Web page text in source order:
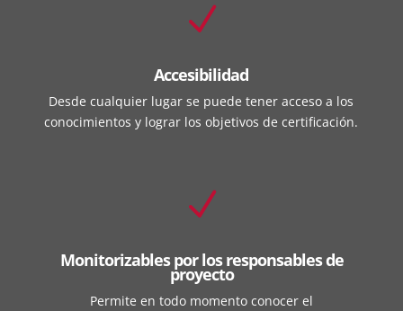
N
Accesibilidad
Desde cualquier lugar se puede tener acceso a los
conocimientos y lograr los objetivos de certificación.
N
Monitorizables por los responsables de
proyecto
Permite en todo momento conocer el